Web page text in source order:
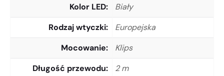
Kolor LED
Biały
Rodzaj wtyczki
Europejska
Mocowanie
Klips
Długość przewodu
2 m